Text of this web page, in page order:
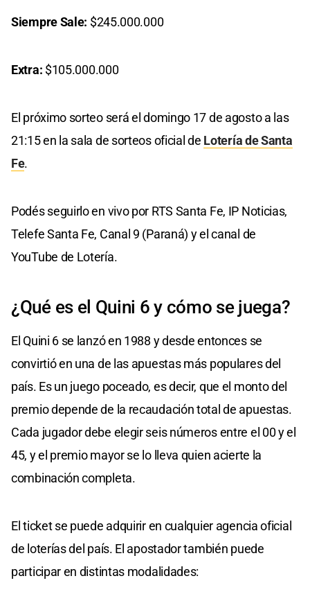
Siempre Sale: $245.000.000
Extra: $105.000.000
El próximo sorteo será el domingo 17 de agosto a las
21:15 en la sala de sorteos oficial de Lotería de Santa
Fe.
Podés seguirlo en vivo por RTS Santa Fe, IP Noticias,
Telefe Santa Fe, Canal 9 (Paraná) y el canal de
YouTube de Lotería.
¿Qué es el Quini 6 y cómo se juega?
El Quini 6 se lanzó en 1988 y desde entonces se
convirtió en una de las apuestas más populares del
país. Es un juego poceado, es decir, que el monto del
premio depende de la recaudación total de apuestas.
Cada jugador debe elegir seis números entre el 00 y el
45, y el premio mayor se lo lleva quien acierte la
combinación completa.
El ticket se puede adquirir en cualquier agencia oficial
de loterías del país. El apostador también puede
participar en distintas modalidades: